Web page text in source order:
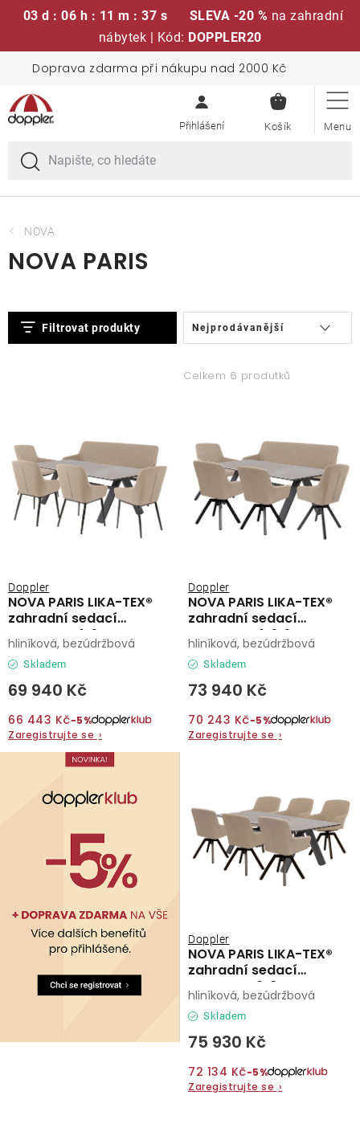
03 d : 06 h : 11 m : 37 s SLEVA -20 % na zahradní
nábytek | Kód: DOPPLER20
obsah
Doprava zdarma při nákupu nad 2000 Kč
KOŠÍK
Sedací soupravy
Slunečníky
Křesla a židle
Stoly
Deštníky
Gastro produkty
Prodávané značky
O nás
Kontakty
NOVA
NOVA PARIS
Filtrovat produkty
V
ý
r
o
d
u
ů
Celkem 6 produtků
Ř
a
z
p
o
d
t
ů
Nejprodávanější
NOVA PARIS LIKA-TEX®
zahradní sedací
souprava 4+1 mocca
Doppler
Skladem
69 940 Kč
66 443 Kč−5%
Zaregistrujte se ›
hliníková, bezúdržbová
NOVA PARIS LIKA-TEX®
zahradní sedací
souprava 4+1+1 mocca
Doppler
Skladem
73 940 Kč
70 243 Kč−5%
Zaregistrujte se ›
hliníková, bezúdržbová
NOVA PARIS LIKA-TEX®
zahradní sedací
souprava 6+1 mocca
Doppler
Skladem
75 930 Kč
72 134 Kč−5%
Zaregistrujte se ›
hliníková, bezúdržbová